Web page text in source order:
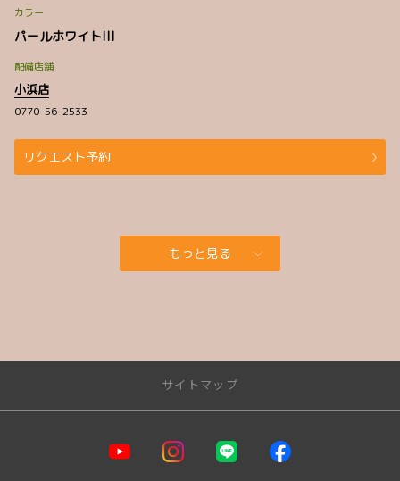
カラー
パールホワイトIII
配備店舗
小浜店
0770-56-2533
リクエスト予約
もっと見る
サイトマップ